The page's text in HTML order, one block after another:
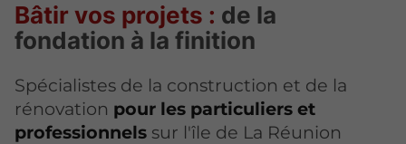
Bâtir vos projets : de la
fondation à la finition
Spécialistes de la construction et de la
rénovation pour les particuliers et
professionnels sur l'île de La Réunion